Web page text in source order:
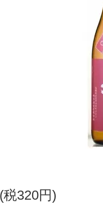
税320円)